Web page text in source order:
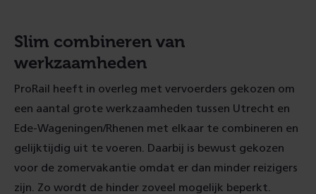
Slim combineren van
werkzaamheden
ProRail heeft in overleg met vervoerders gekozen om
een aantal grote werkzaamheden tussen Utrecht en
Ede-Wageningen/Rhenen met elkaar te combineren en
gelijktijdig uit te voeren. Daarbij is bewust gekozen
voor de zomervakantie omdat er dan minder reizigers
zijn. Zo wordt de hinder zoveel mogelijk beperkt.